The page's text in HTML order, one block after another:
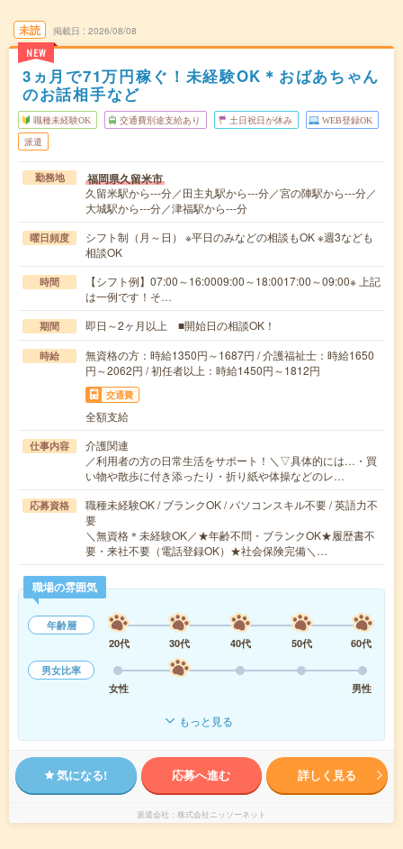
未読
NEW
掲載日 2026/08/08
3ヵ月で71万円稼ぐ！未経験OK＊おばあちゃん
のお話相手など
職種未経験OK 交通費別途支給あり 土日祝日が休み WEB登録OK
派遣
勤務地 福岡県久留米市
久留米駅から---分／田主丸駅から---分／宮の陣駅から---分／
大城駅から---分／津福駅から---分
曜日頻度
シフト制（月～日） ※平日のみなどの相談もOK ※週3なども
相談OK
時間
【シフト例】07:00～16:0009:00～18:0017:00～09:00※ 上記
は一例です！そ…
期間 即日～2ヶ月以上 ■開始日の相談OK！
時給
無資格の方：時給1350円～1687円 / 介護福祉士：時給1650
円～2062円 / 初任者以上：時給1450円～1812円
交通費
全額支給
仕事内容
介護関連
／利用者の方の日常生活をサポート！＼▽具体的には…・買
い物や散歩に付き添ったり・折り紙や体操などのレ…
応募資格
職種未経験OK / ブランクOK / パソコンスキル不要 / 英語力不
要
＼無資格＊未経験OK／★年齢不問・ブランクOK★履歴書不
要・来社不要（電話登録OK）★社会保険完備＼…
職場の雰囲気
年齢層
20代
30代 40代 50代
60代
男女比率
女性
男性
もっと見る
気になる! 応募へ進む 詳しく見る
派遣会社 株式会社ニッソーネット